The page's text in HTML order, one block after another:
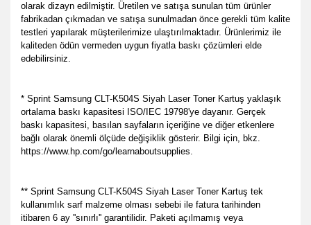
olarak dizayn edilmiştir. Üretilen ve satışa sunulan tüm ürünler
fabrikadan çıkmadan ve satışa sunulmadan önce gerekli tüm kalite
testleri yapılarak müşterilerimize ulaştırılmaktadır. Ürünlerimiz ile
kaliteden ödün vermeden uygun fiyatla baskı çözümleri elde
edebilirsiniz.
* Sprint Samsung CLT-K504S Siyah Laser Toner Kartuş yaklaşık
ortalama baskı kapasitesi ISO/IEC 19798'ye dayanır. Gerçek
baskı kapasitesi, basılan sayfaların içeriğine ve diğer etkenlere
bağlı olarak önemli ölçüde değişiklik gösterir. Bilgi için, bkz.
https://www.hp.com/go/learnaboutsupplies.
** Sprint Samsung CLT-K504S Siyah Laser Toner Kartuş tek
kullanımlık sarf malzeme olması sebebi ile fatura tarihinden
itibaren 6 ay ''sınırlı'' garantilidir. Paketi açılmamış veya